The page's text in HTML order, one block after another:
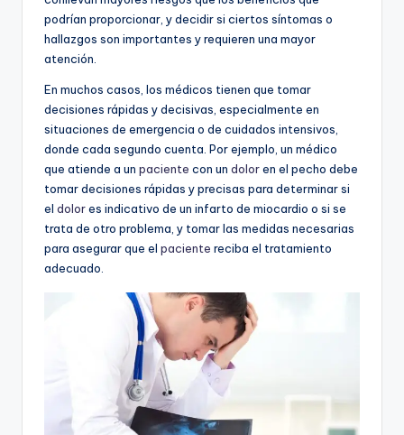
podrían proporcionar, y decidir si ciertos síntomas o
hallazgos son importantes y requieren una mayor
atención.
En muchos casos, los médicos tienen que tomar
decisiones rápidas y decisivas, especialmente en
situaciones de emergencia o de cuidados intensivos,
donde cada segundo cuenta. Por ejemplo, un médico
que atiende a un paciente con un doloren el pecho debe
tomar decisiones rápidas y precisas para determinar si
el dolores indicativo de un infarto de miocardio o si se
trata de otro problema, y tomar las medidas necesarias
para asegurar que el paciente reciba el tratamiento
adecuado.